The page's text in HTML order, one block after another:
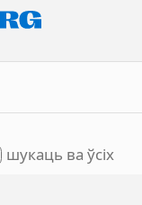
шукаць ва ўсіх